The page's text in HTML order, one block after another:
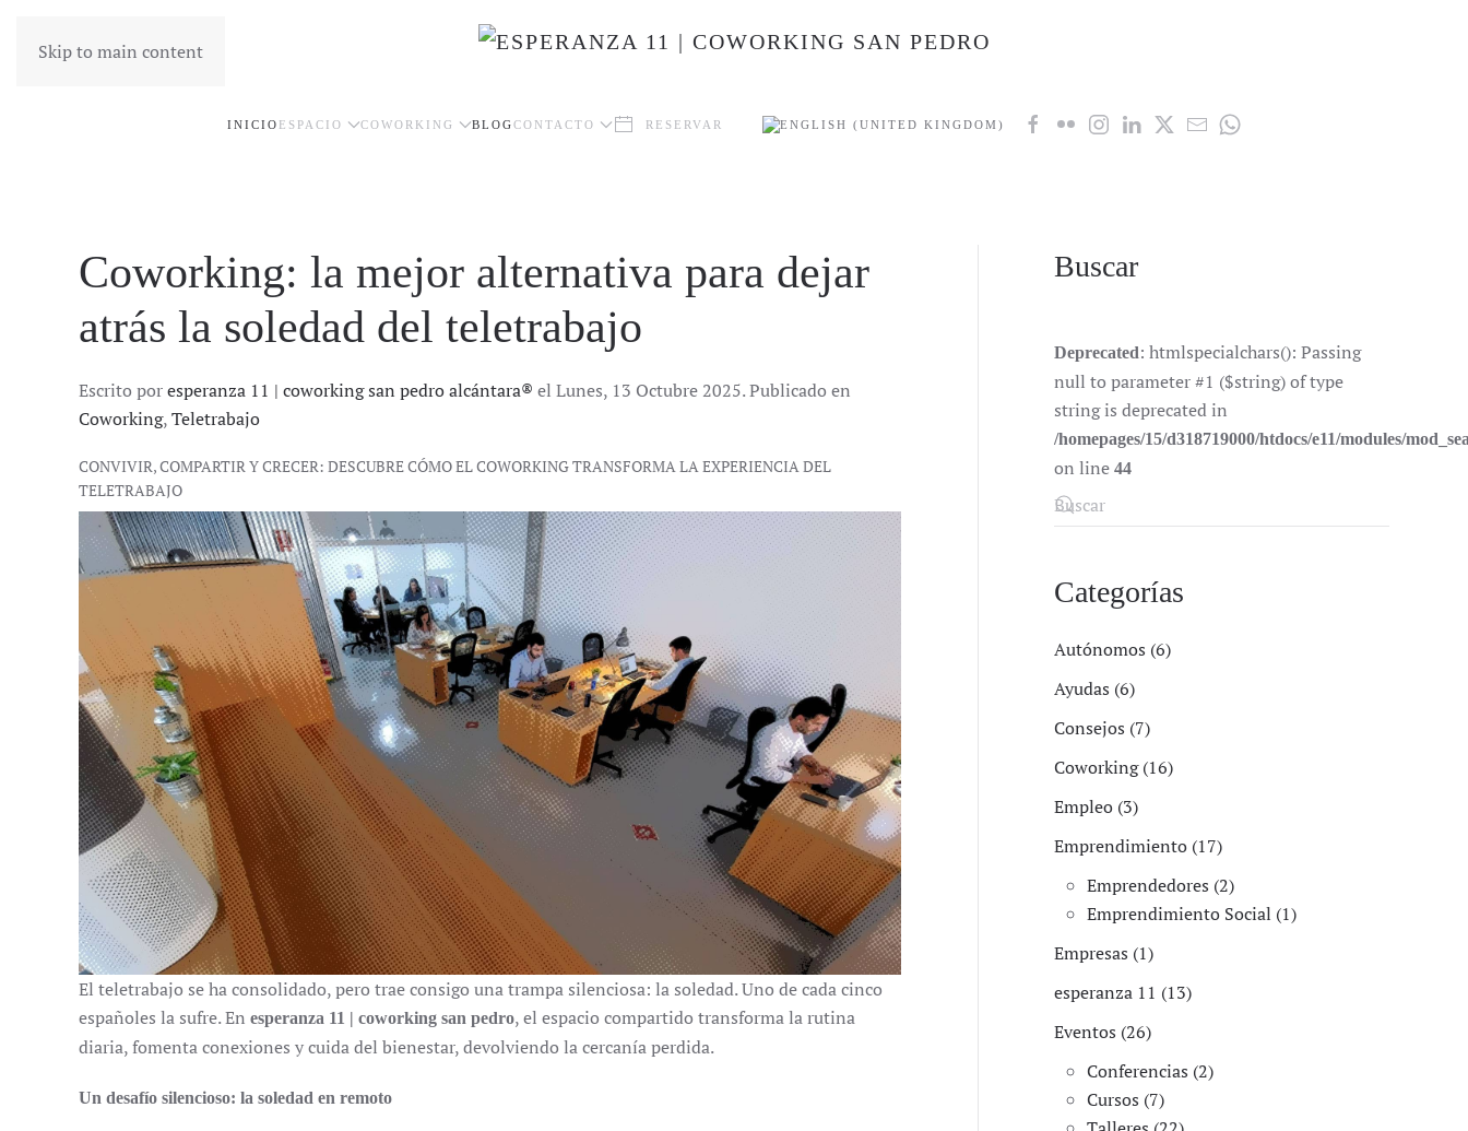
Skip to main content
INICIO ESPACIO COWORKING BLOGCONTACTO RESERVAR
Coworking: la mejor alternativa para dejar
atrás la soledad del teletrabajo
Escrito poresperanza 11 | coworking san pedro alcántara® el Lunes, 13 Octubre 2025. Publicado en
Coworking,Teletrabajo
CONVIVIR, COMPARTIR Y CRECER: DESCUBRE CÓMO EL COWORKING TRANSFORMA LA EXPERIENCIA DEL
TELETRABAJO
El teletrabajo se ha consolidado, pero trae consigo una trampa silenciosa: la soledad. Uno de cada cinco
españoles la sufre. En esperanza 11 | coworking san pedro, el espacio compartido transforma la rutina
diaria, fomenta conexiones y cuida del bienestar, devolviendo la cercanía perdida.
Un desafío silencioso: la soledad en remoto
Buscar
Deprecated: htmlspecialchars(): Passing
null to parameter #1 ($string) of type
string is deprecated in
/homepages/15/d318719000/htdocs/e11/modules/
on line44
Categorías
Autónomos (6)
Ayudas (6)
Consejos (7)
Coworking (16)
Empleo (3)
Emprendimiento (17)
Emprendedores (2)
Emprendimiento Social (1)
Empresas (1)
esperanza 11 (13)
Eventos (26)
Conferencias (2)
Cursos (7)